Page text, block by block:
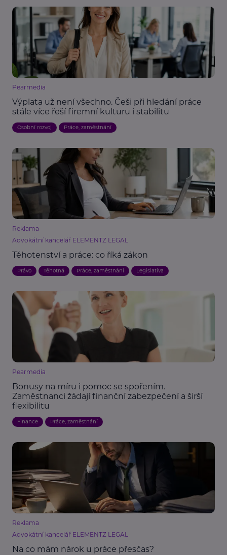
Pearmedia
Výplata už není všechno. Češi při hledání práce
stále více řeší firemní kulturu i stabilitu
Osobní rozvoj Práce, zaměstnání
Reklama
Advokátní kancelář ELEMENTZ LEGAL
Těhotenství a práce: co říká zákon
Právo Těhotná Práce, zaměstnání Legislativa
Pearmedia
Bonusy na míru i pomoc se spořením.
Zaměstnanci žádají finanční zabezpečení a širší
flexibilitu
Finance Práce, zaměstnání
Reklama
Advokátní kancelář ELEMENTZ LEGAL
Na co mám nárok u práce přesčas?